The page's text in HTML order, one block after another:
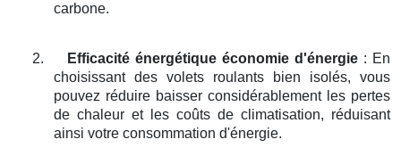
carbone.
2. Efficacité énergétique économie d'énergie: En
choisissant des volets roulants bien isolés, vous
pouvez réduire baisser considérablement les pertes
de chaleur et les coûts de climatisation, réduisant
ainsi votre consommation d'énergie.